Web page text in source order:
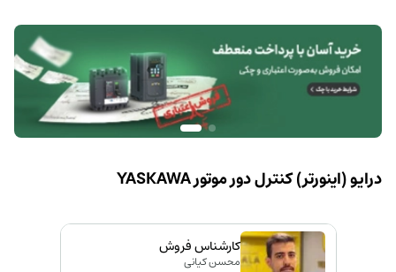
درایو (اینورتر) کنترل دور موتور YASKAWA
کارشناس فروش
محسن کیانی